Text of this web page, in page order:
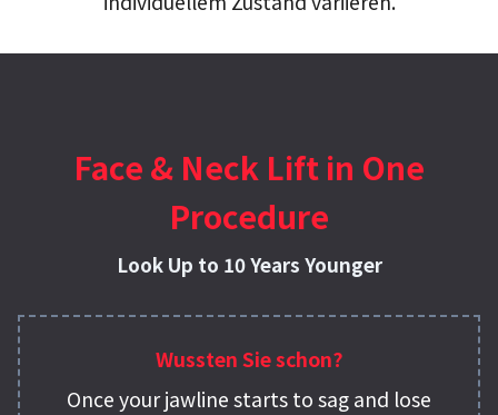
Face & Neck Lift in One
Procedure
Look Up to 10 Years Younger
Wussten Sie schon?
Once your jawline starts to sag and lose